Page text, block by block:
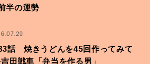
半の運勢
話 焼きうどんを45回作ってみて
田戦車「弁当を作る男」